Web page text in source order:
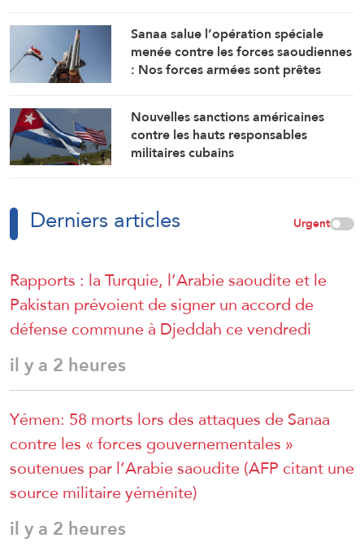
Sanaa salue l’opération spéciale
menée contre les forces saoudiennes
: Nos forces armées sont prêtes
Nouvelles sanctions américaines
contre les hauts responsables
militaires cubains
Derniers articles Urgent
Rapports : la Turquie, l’Arabie saoudite et le
Pakistan prévoient de signer un accord de
défense commune à Djeddah ce vendredi
il y a 2 heures
Yémen: 58 morts lors des attaques de Sanaa
contre les « forces gouvernementales »
soutenues par l’Arabie saoudite (AFP citant une
source militaire yéménite)
il y a 2 heures